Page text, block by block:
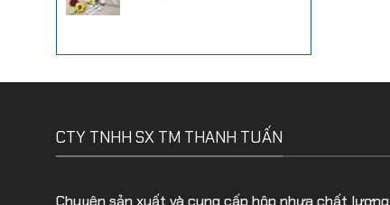
CTY TNHH SX TM THANH TUẤN